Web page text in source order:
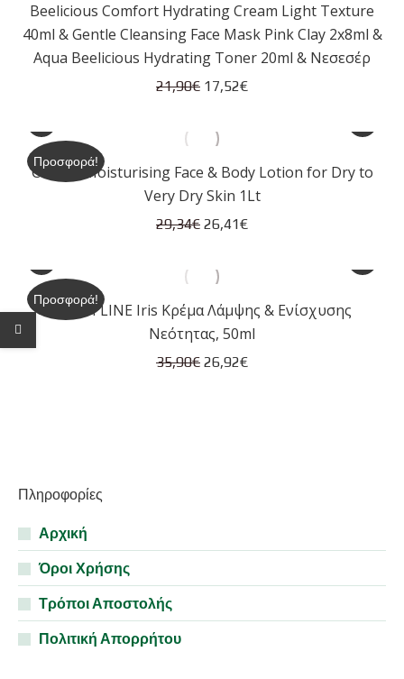
Beelicious Comfort Hydrating Cream Light Texture
40ml & Gentle Cleansing Face Mask Pink Clay 2x8ml &
Aqua Beelicious Hydrating Toner 20ml & Νεσεσέρ
21,90€ Original
was:
17,52€Η
17,52€.
Προσφορά!
CeraVe Moisturising Face & Body​​​​​​​ Lotion for Dry to
Very Dry Skin 1Lt
29,34€ Original
was:
26,41€Η
26,41€.
Προσφορά!
FRESH LINE Iris Κρέμα Λάμψης & Ενίσχυσης
Νεότητας, 50ml
35,90€ Original
26,92€Η
Πληροφορίες
Αρχική
Όροι Χρήσης
Τρόποι Αποστολής
Πολιτική Απορρήτου